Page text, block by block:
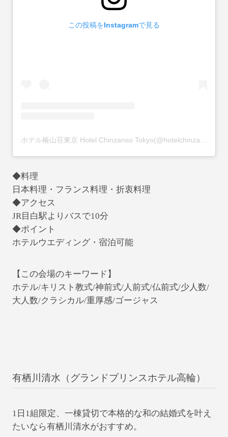
この投稿をInstagramで見る
◆料理
日本料理・フランス料理・折衷料理
◆アクセス
JR目白駅よりバスで10分
◆ポイント
ホテルウエディング・宿泊可能
【この会場のキーワード】
ホテル/キリスト教式/神前式/人前式/仏前式/少人数/
大人数/クラシカル/重厚感/ゴージャス
有栖川清水（グランドプリンスホテル高輪）
1日1組限定、一棟貸切で本格的な和の結婚式を叶え
たいなら有栖川清水がおすすめ。